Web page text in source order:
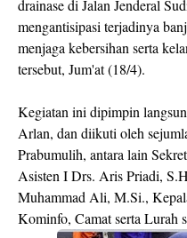
drainase di Jalan Jenderal
mengantisipasi terjadinya
menjaga kebersihan serta
tersebut, Jum'at (18/4).
Kegiatan ini dipimpin
Arlan, dan diikuti oleh
Prabumulih, antara lain
Asisten I Drs. Aris Priadi,
Muhammad Ali, M.Si.,
Kominfo, Camat serta Lurah